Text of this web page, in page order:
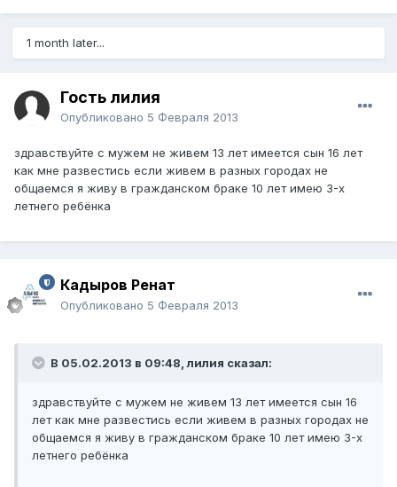
1 month later...
Гость лилия
Опубликовано 5 Февраля 2013
здравствуйте с мужем не живем 13 лет имеется сын 16 лет
как мне развестись если живем в разных городах не
общаемся я живу в гражданском браке 10 лет имею 3-х
летнего ребёнка
Кадыров Ренат
Опубликовано 5 Февраля 2013
В 05.02.2013 в 09:48, лилия сказал:
здравствуйте с мужем не живем 13 лет имеется сын 16
лет как мне развестись если живем в разных городах не
общаемся я живу в гражданском браке 10 лет имею 3-х
летнего ребёнка